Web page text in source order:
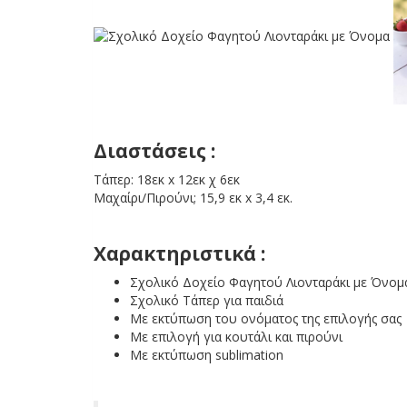
Διαστάσεις :
Τάπερ: 18εκ x 12εκ χ 6εκ
Μαχαίρι/Πιρούνι; 15,9 εκ x 3,4 εκ.
Χαρακτηριστικά :
Σχολικό Δοχείο Φαγητού Λιονταράκι με
Σχολικό Τάπερ για παιδιά
Με εκτύπωση του ονόματος της επιλογής σας
Με επιλογή για κουτάλι και πιρούνι
Με εκτύπωση sublimation